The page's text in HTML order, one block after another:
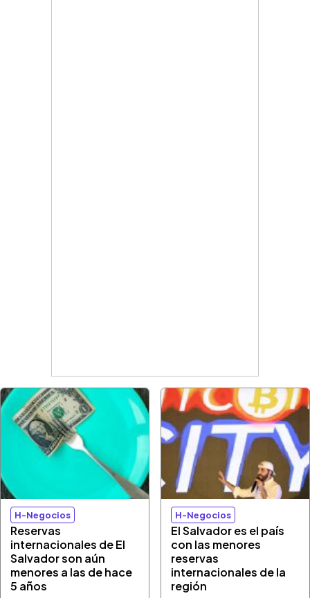
H-Negocios
Reservas
internacionales de El
Salvador son aún
menores a las de hace
5 años
H-Negocios
El Salvador es el país
con las menores
reservas
internacionales de la
región